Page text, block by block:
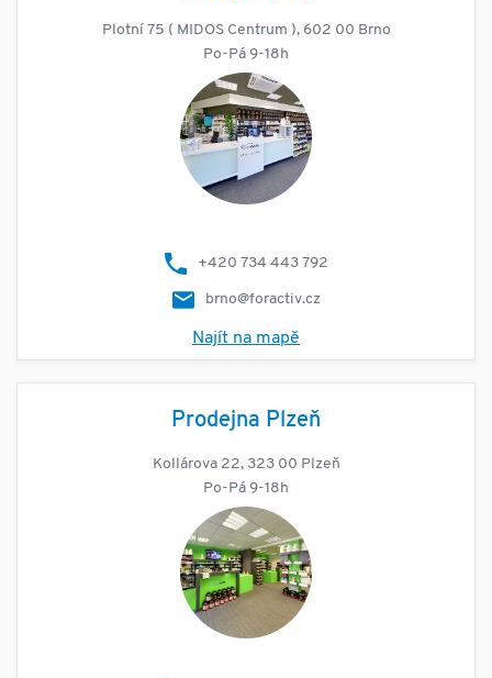
Plotní 75 ( MIDOS Centrum ), 602 00 Brno
Po-Pá 9-18h
+420 734 443 792
brno@foractiv.cz
Najít na mapě
Prodejna Plzeň
Kollárova 22, 323 00 Plzeň
Po-Pá 9-18h